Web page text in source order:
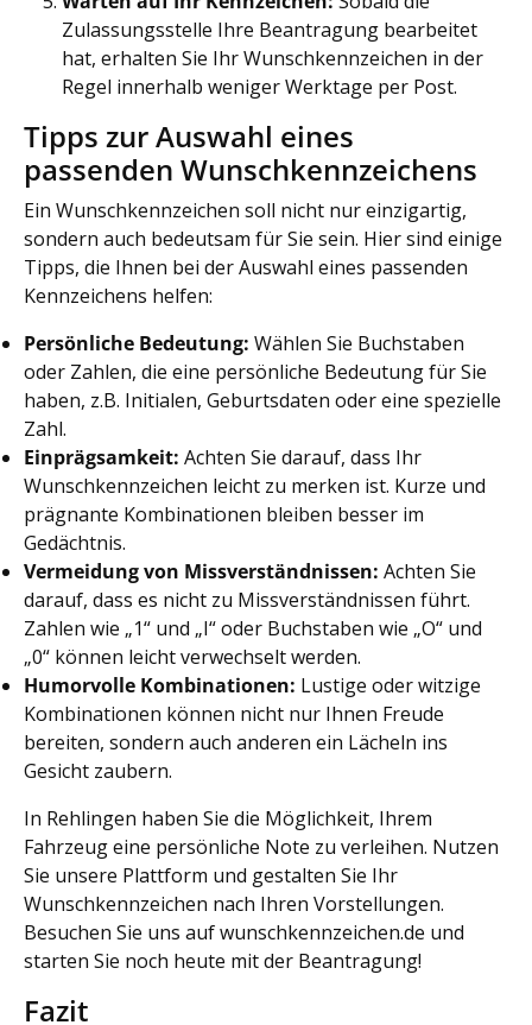
Zulassungsstelle Ihre Beantragung bearbeitet
hat, erhalten Sie Ihr Wunschkennzeichen in der
Regel innerhalb weniger Werktage per Post.
Tipps zur Auswahl eines
passenden Wunschkennzeichens
Ein Wunschkennzeichen soll nicht nur einzigartig,
sondern auch bedeutsam für Sie sein. Hier sind einige
Tipps, die Ihnen bei der Auswahl eines passenden
Kennzeichens helfen:
Persönliche Bedeutung: Wählen Sie Buchstaben
oder Zahlen, die eine persönliche Bedeutung für Sie
haben, z.B. Initialen, Geburtsdaten oder eine spezielle
Zahl.
Einprägsamkeit: Achten Sie darauf, dass Ihr
Wunschkennzeichen leicht zu merken ist. Kurze und
prägnante Kombinationen bleiben besser im
Gedächtnis.
Vermeidung von Missverständnissen: Achten Sie
darauf, dass es nicht zu Missverständnissen führt.
Zahlen wie „1“ und „I“ oder Buchstaben wie „O“ und
„0“ können leicht verwechselt werden.
Humorvolle Kombinationen: Lustige oder witzige
Kombinationen können nicht nur Ihnen Freude
bereiten, sondern auch anderen ein Lächeln ins
Gesicht zaubern.
In Rehlingen haben Sie die Möglichkeit, Ihrem
Fahrzeug eine persönliche Note zu verleihen. Nutzen
Sie unsere Plattform und gestalten Sie Ihr
Wunschkennzeichen nach Ihren Vorstellungen.
Besuchen Sie uns auf wunschkennzeichen.de und
starten Sie noch heute mit der Beantragung!
Fazit